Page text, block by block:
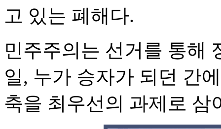
고 있는 폐해다.
민주주의는 선거를 통해
일, 누가 승자가 되던 간
축을 최우선의 과제로 삼